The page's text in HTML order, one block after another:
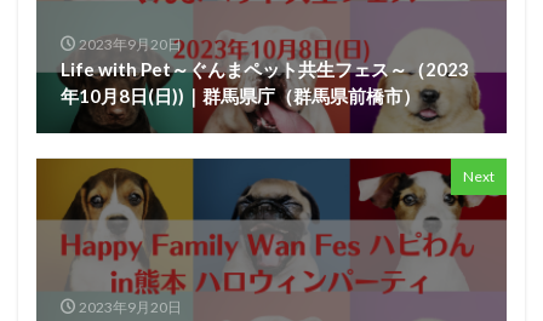
2023年9月20日
Life with Pet～ぐんまペット共生フェス～（2023
年10月8日(日))｜群馬県庁（群馬県前橋市）
Next
2023年9月20日